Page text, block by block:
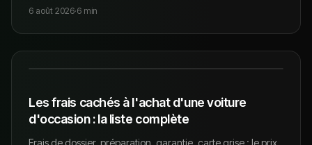
Savoie.
6 août 2026·6 min
Les frais cachés à l'achat d'une voiture
d'occasion : la liste complète
Frais de dossier, préparation, garantie, carte grise : le prix